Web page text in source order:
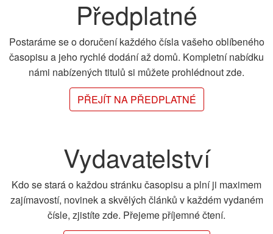
Předplatné
Postaráme se o doručení každého čísla vašeho oblíbeného
časopisu a jeho rychlé dodání až domů. Kompletní nabídku
námi nabízených titulů si můžete prohlédnout zde.
PŘEJÍT NA PŘEDPLATNÉ
Vydavatelství
Kdo se stará o každou stránku časopisu a plní ji maximem
zajímavostí, novinek a skvělých článků v každém vydaném
čísle, zjistíte zde. Přejeme příjemné čtení.